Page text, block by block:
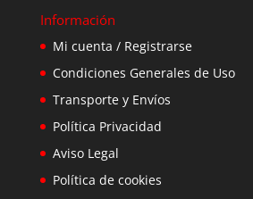
Información
Mi cuenta / Registrarse
Condiciones Generales de Uso
Transporte y Envíos
Política Privacidad
Aviso Legal
Política de cookies